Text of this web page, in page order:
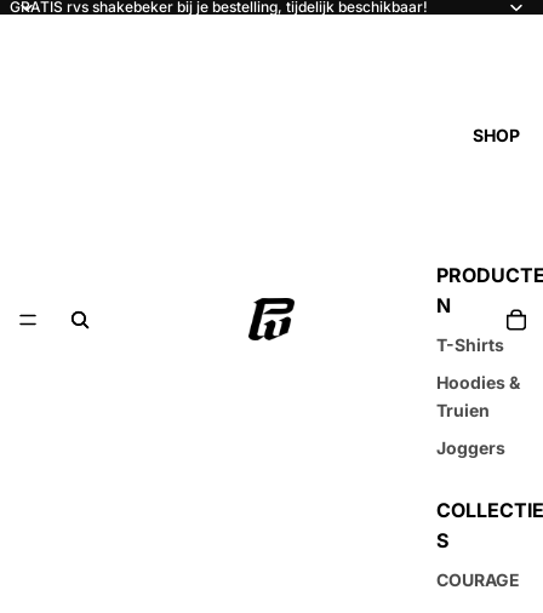
GRATIS rvs shakebeker bij je bestelling, tijdelijk beschikbaar!
SHOP
N
T-Shirts
Hoodies &
Truien
Joggers
COLLECTIE
S
COURAGE